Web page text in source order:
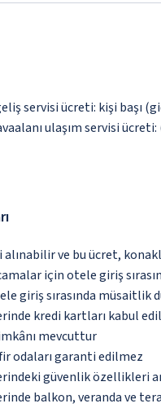
servisi ücreti: kişi başı
ulaşım servisi ücreti:
alınabilir ve bu ücret,
için otele giriş
giriş sırasında müsaitlik
kredi kartları kabul
mevcuttur
odaları garanti edilmez
güvenlik özellikleri
balkon, veranda ve